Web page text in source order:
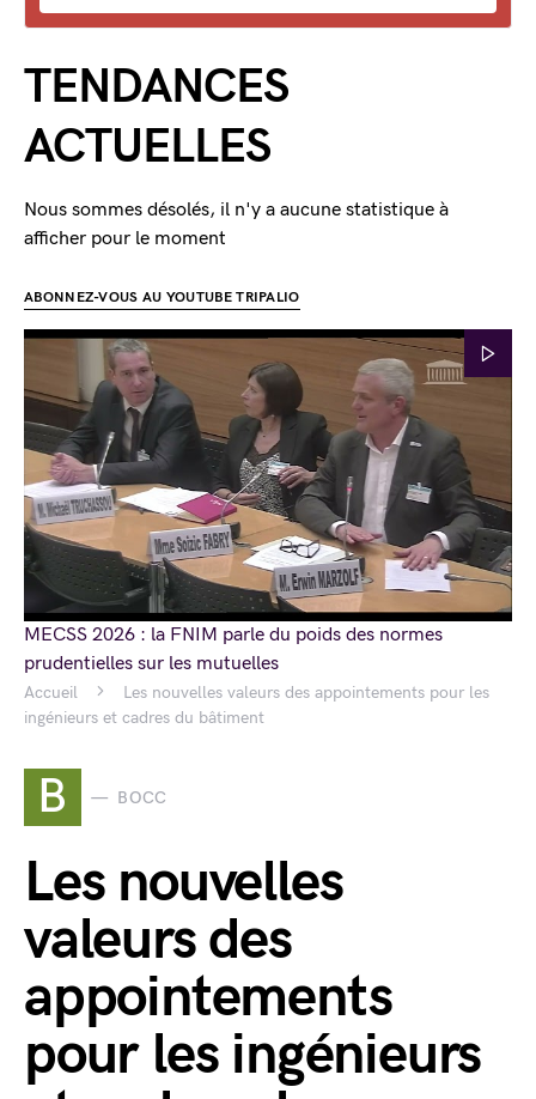
Accueil
Les nouvelles valeurs des appointements pour les
ingénieurs et cadres du bâtiment
B BOCC
Les nouvelles
valeurs des
appointements
pour les ingénieurs
TENDANCES
ACTUELLES
Nous sommes désolés, il n'y a aucune statistique à
afficher pour le moment
ABONNEZ-VOUS AU YOUTUBE TRIPALIO
MECSS 2026 : la FNIM parle du poids des normes
prudentielles sur les mutuelles